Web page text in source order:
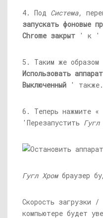
4. Под Система,
запускать фоновые
Chrome закрыт ' к '
5. Таким же образом
Использовать
Выключенный ' также.
6. Теперь нажмите «
'Перезапустить Гугл
Гугл Хромбраузер
Скорость загрузки /
компьютере будет